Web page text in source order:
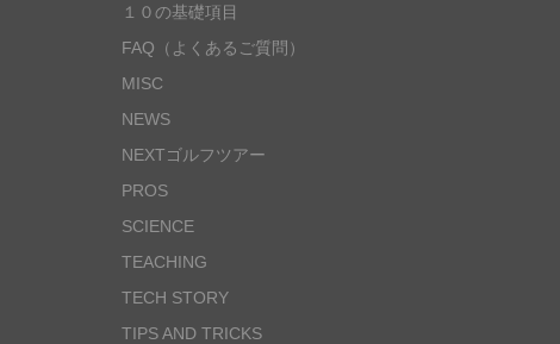
１０の基礎項目
FAQ（よくあるご質問）
MISC
NEWS
NEXTゴルフツアー
PROS
SCIENCE
TEACHING
TECH STORY
TIPS AND TRICKS